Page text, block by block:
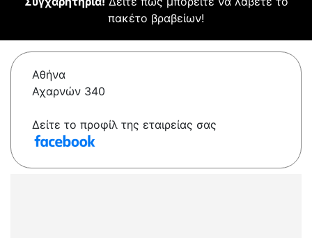
πακέτο βραβείων!
Αθήνα
Αχαρνών 340
Δείτε το προφίλ της εταιρείας σας